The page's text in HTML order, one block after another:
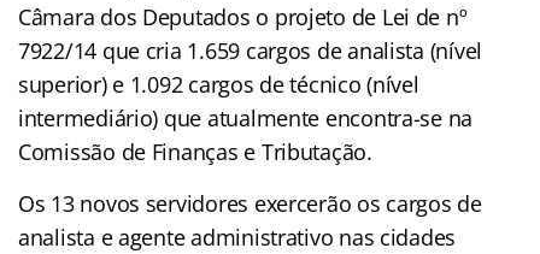
Câmara dos Deputados o projeto de Lei de nº
7922/14 que cria 1.659 cargos de analista (nível
superior) e 1.092 cargos de técnico (nível
intermediário) que atualmente encontra-se na
Comissão de Finanças e Tributação.
Os 13 novos servidores exercerão os cargos de
analista e agente administrativo nas cidades